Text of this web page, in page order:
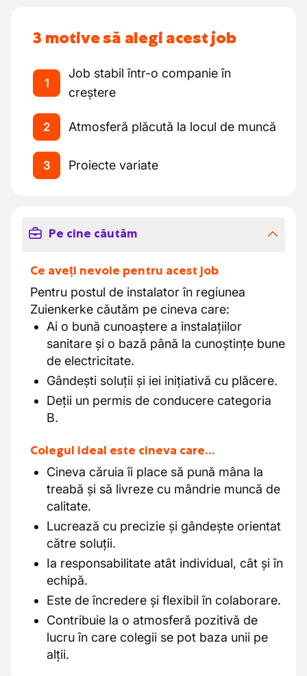
3 motive să alegi acest job
1
Job stabil într-o companie în
creștere
2 Atmosferă plăcută la locul de muncă
3 Proiecte variate
Pe cine căutăm
Ce aveți nevoie pentru acest job
Pentru postul de instalator în regiunea
Zuienkerke căutăm pe cineva care:
Ai o bună cunoaștere a instalațiilor
sanitare și o bază până la cunoștințe bune
de electricitate.
Gândești soluții și iei inițiativă cu plăcere.
Deții un permis de conducere categoria
B.
Colegul ideal este cineva care…
Cineva căruia îi place să pună mâna la
treabă și să livreze cu mândrie muncă de
calitate.
Lucrează cu precizie și gândește orientat
către soluții.
Ia responsabilitate atât individual, cât și în
echipă.
Este de încredere și flexibil în colaborare.
Contribuie la o atmosferă pozitivă de
lucru în care colegii se pot baza unii pe
alții.